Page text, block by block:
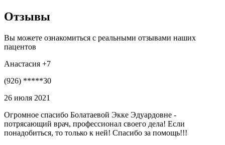
Отзывы
Вы можете ознакомиться с реальными отзывами наших
пацентов
Анастасия +7
(926) *****30
26 июля 2021
Огромное спасибо Болатаевой Экке Эдуардовне -
потрясающий врач, профессионал своего дела! Если
понадобиться, то только к ней! Спасибо за помощь!!!